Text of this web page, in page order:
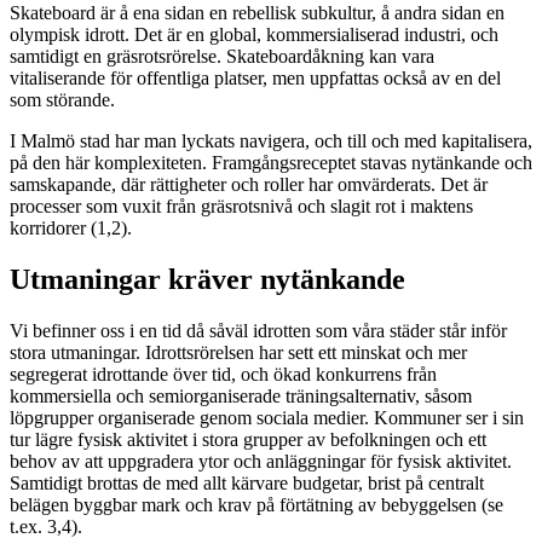
Skateboard är å ena sidan en rebellisk subkultur, å andra sidan en
olympisk idrott. Det är en global, kommersialiserad industri, och
samtidigt en gräsrotsrörelse. Skateboardåkning kan vara
vitaliserande för offentliga platser, men uppfattas också av en del
som störande.
I Malmö stad har man lyckats navigera, och till och med kapitalisera,
på den här komplexiteten. Framgångsreceptet stavas nytänkande och
samskapande, där rättigheter och roller har omvärderats. Det är
processer som vuxit från gräsrotsnivå och slagit rot i maktens
korridorer (1,2).
Utmaningar kräver nytänkande
Vi befinner oss i en tid då såväl idrotten som våra städer står inför
stora utmaningar. Idrottsrörelsen har sett ett minskat och mer
segregerat idrottande över tid, och ökad konkurrens från
kommersiella och semiorganiserade träningsalternativ, såsom
löpgrupper organiserade genom sociala medier. Kommuner ser i sin
tur lägre fysisk aktivitet i stora grupper av befolkningen och ett
behov av att uppgradera ytor och anläggningar för fysisk aktivitet.
Samtidigt brottas de med allt kärvare budgetar, brist på centralt
belägen byggbar mark och krav på förtätning av bebyggelsen (se
t.ex. 3,4).